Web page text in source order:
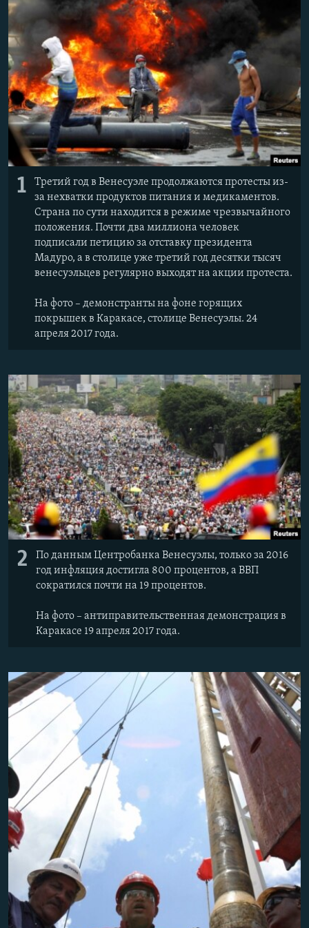
1
Третий год в Венесуэле продолжаются протесты из-
за нехватки продуктов питания и медикаментов.
Страна по сути находится в режиме чрезвычайного
положения. Почти два миллиона человек
подписали петицию за отставку президента
Мадуро, а в столице уже третий год десятки тысяч
венесуэльцев регулярно выходят на акции протеста.
На фото – демонстранты на фоне горящих
покрышек в Каракасе, столице Венесуэлы. 24
апреля 2017 года.
2
По данным Центробанка Венесуэлы, только за 2016
год инфляция достигла 800 процентов, а ВВП
сократился почти на 19 процентов.
На фото – антиправительственная демонстрация в
Каракасе 19 апреля 2017 года.